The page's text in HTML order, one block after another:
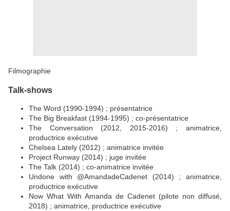
Filmographie
Talk-shows
The Word (1990-1994) ; présentatrice
The Big Breakfast (1994-1995) ; co-présentatrice
The Conversation (2012, 2015-2016) ; animatrice,
productrice exécutive
Chelsea Lately (2012) ; animatrice invitée
Project Runway (2014) ; juge invitée
The Talk (2014) ; co-animatrice invitée
Undone with @AmandadeCadenet (2014) ; animatrice,
productrice exécutive
Now What With Amanda de Cadenet (pilote non diffusé,
2018) ; animatrice, productrice exécutive